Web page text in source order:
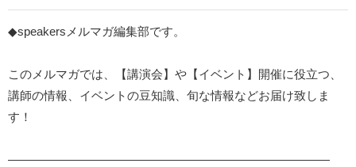
◆speakersメルマガ編集部です。
このメルマガでは、【講演会】や【イベント】開催に役立つ、
講師の情報、イベントの豆知識、旬な情報などお届け致しま
す！
―――――――――――――――――――――――――――